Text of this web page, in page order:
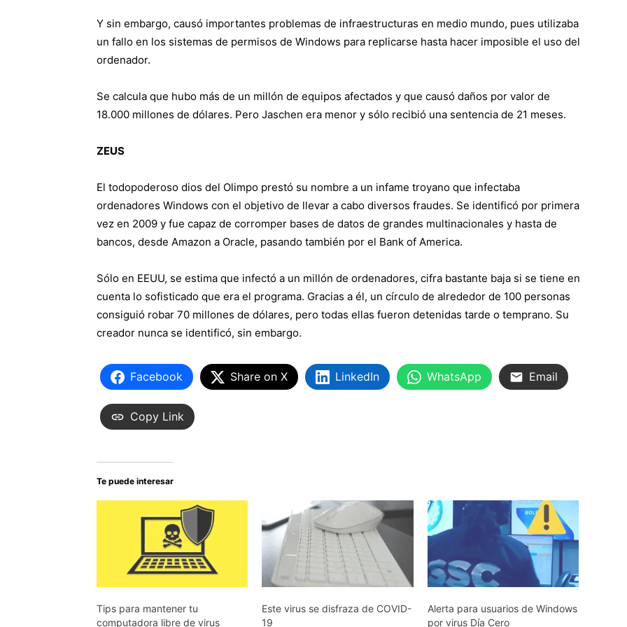
Y sin embargo, causó importantes problemas de infraestructuras en medio mundo, pues utilizaba
un fallo en los sistemas de permisos de Windows para replicarse hasta hacer imposible el uso del
ordenador.
Se calcula que hubo más de un millón de equipos afectados y que causó daños por valor de
18.000 millones de dólares. Pero Jaschen era menor y sólo recibió una sentencia de 21 meses.
ZEUS
El todopoderoso dios del Olimpo prestó su nombre a un infame troyano que infectaba
ordenadores Windows con el objetivo de llevar a cabo diversos fraudes. Se identificó por primera
vez en 2009 y fue capaz de corromper bases de datos de grandes multinacionales y hasta de
bancos, desde Amazon a Oracle, pasando también por el Bank of America.
Sólo en EEUU, se estima que infectó a un millón de ordenadores, cifra bastante baja si se tiene en
cuenta lo sofisticado que era el programa. Gracias a él, un círculo de alrededor de 100 personas
consiguió robar 70 millones de dólares, pero todas ellas fueron detenidas tarde o temprano. Su
creador nunca se identificó, sin embargo.
Facebook Share on X LinkedIn WhatsApp Email
Copy Link
Te puede interesar
Tips para mantener tu
computadora libre de virus
Este virus se disfraza de COVID-
19
Alerta para usuarios de Windows
por virus Día Cero